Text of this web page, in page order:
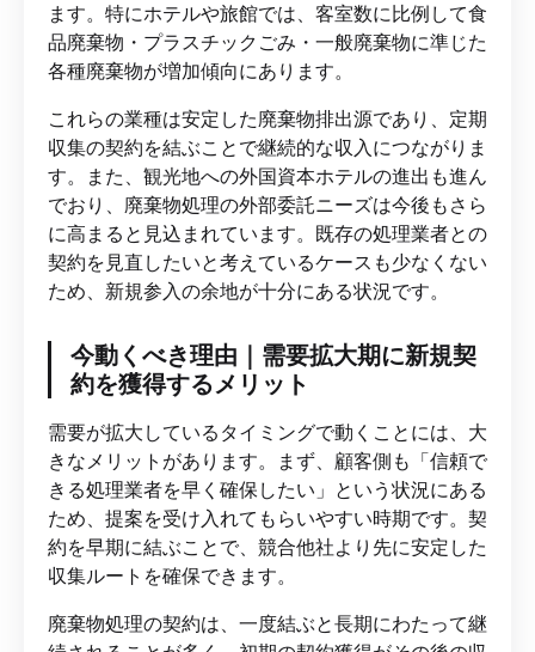
ます。特にホテルや旅館では、客室数に比例して食
品廃棄物・プラスチックごみ・一般廃棄物に準じた
各種廃棄物が増加傾向にあります。
これらの業種は安定した廃棄物排出源であり、定期
収集の契約を結ぶことで継続的な収入につながりま
す。また、観光地への外国資本ホテルの進出も進ん
でおり、廃棄物処理の外部委託ニーズは今後もさら
に高まると見込まれています。既存の処理業者との
契約を見直したいと考えているケースも少なくない
ため、新規参入の余地が十分にある状況です。
今動くべき理由｜需要拡大期に新規契
約を獲得するメリット
需要が拡大しているタイミングで動くことには、大
きなメリットがあります。まず、顧客側も「信頼で
きる処理業者を早く確保したい」という状況にある
ため、提案を受け入れてもらいやすい時期です。契
約を早期に結ぶことで、競合他社より先に安定した
収集ルートを確保できます。
廃棄物処理の契約は、一度結ぶと長期にわたって継